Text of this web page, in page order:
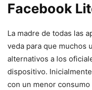
Facebook
La madre de todas las
veda para que muchos
alternativos a los
dispositivo.
con un menor